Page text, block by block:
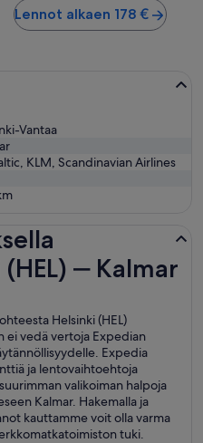
Lennot alkaen 178 €
Vantaa
KLM, Scandinavian Airlines
‒ Kalmar
Helsinki (HEL)
ei vedä vertoja Expedian
Expedia
ja lentovaihtoehtoja
valikoiman halpoja
Kalmar. Hakemalla ja
kauttamme voit olla varma
tuki.
(KLR)